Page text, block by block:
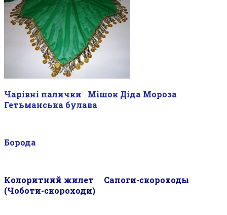
Чарівні палички Мішок Діда Мороза
Гетьманська булава
Борода
Колоритний жилет
Сапоги-скороходы
(Чоботи-скороходи)